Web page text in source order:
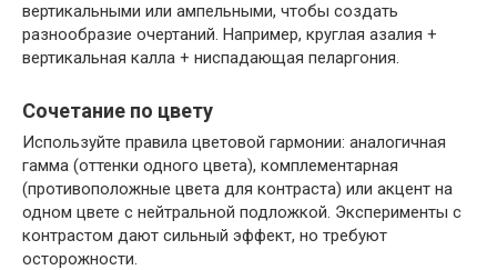
вертикальными или ампельными, чтобы создать
разнообразие очертаний. Например, круглая азалия +
вертикальная калла + ниспадающая пеларгония.
Сочетание по цвету
Используйте правила цветовой гармонии: аналогичная
гамма (оттенки одного цвета), комплементарная
(противоположные цвета для контраста) или акцент на
одном цвете с нейтральной подложкой. Эксперименты с
контрастом дают сильный эффект, но требуют
осторожности.